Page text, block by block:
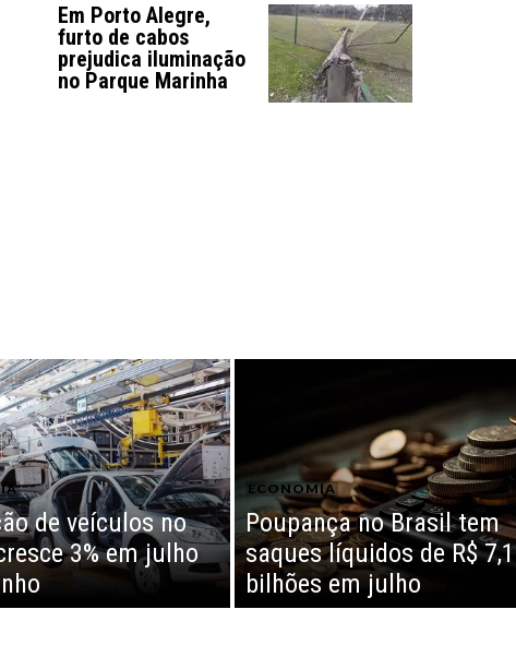
Em Porto Alegre,
furto de cabos
prejudica iluminação
no Parque Marinha
de veículos no
3% em julho
ECONOMIA
Poupança no Brasil tem
saques líquidos de R$ 7,1
bilhões em julho